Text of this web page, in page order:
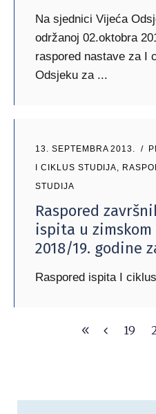
Na sjednici Vijeća
održanoj 02.oktobra
raspored nastave za I
Odsjeku za
13. SEPTEMBRA 2013.
I CIKLUS STUDIJA,
STUDIJA
Raspored
ispita u zimskom
2018/19. godine
Raspored ispita I ciklus
19